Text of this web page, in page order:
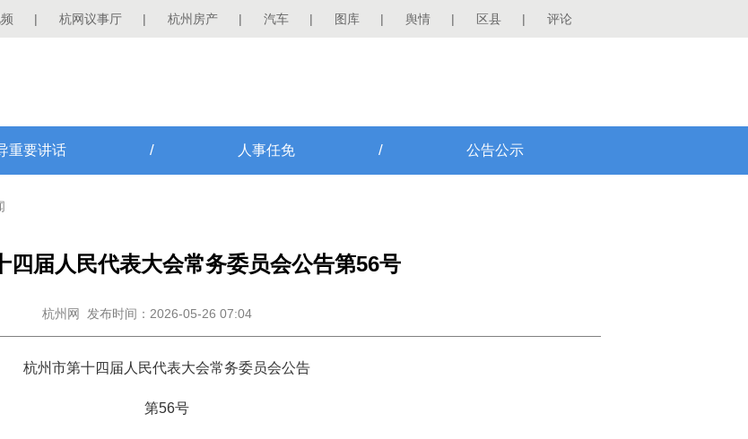
| 杭网议事厅 | 杭州房产 | 汽车 | 图库 | 舆情 | 区县 | 评论
重要讲话 / 人事任免 / 公告公示
四届人民代表大会常务委员会公告第56号
杭州网 发布时间：2026-05-26 07:04
杭州市第十四届人民代表大会常务委员会公告
第56号